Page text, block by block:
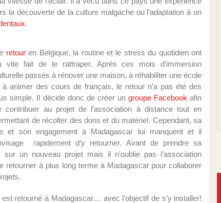
la découverte de la culture malgache ou l’adaptation à un
.
retouren Belgique, la routine et le stress du quotidien ont
vite fait de le rattraper. Après ces mois d’immersion
passés à rénover une maison, à réhabiliter une école
à animer des cours de français, le retour n’a pas été des
simple. Il décide donc de créer ungroupe Facebook afin
contribuer au projet de l’association à distance tout en
de récolter des dons et du matériel. Cependant, sa
et son engagement à Madagascar lui manquent et il
rapidement d’y retourner. Avant de prendre sa
un nouveau projet mais il n’oublie pas l’association
à plus long terme à Madagascar pour collaborer
retourné à Madagascar… avec l’objectif de s’y installer!